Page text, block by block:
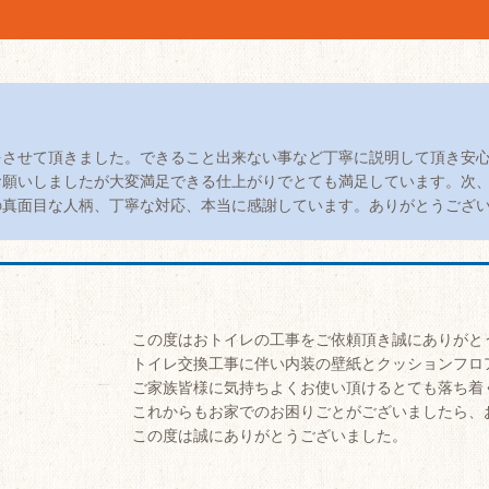
せて頂きました。できること出来ない事など丁寧に説明して頂き安
いしましたが大変満足できる仕上がりでとても満足しています。次
面目な人柄、丁寧な対応、本当に感謝しています。ありがとうござ
この度はおトイレの工事をご依頼頂き誠にありが
トイレ交換工事に伴い内装の壁紙とクッションフ
ご家族皆様に気持ちよくお使い頂けるとても落ち
これからもお家でのお困りごとがございましたら
この度は誠にありがとうございました。